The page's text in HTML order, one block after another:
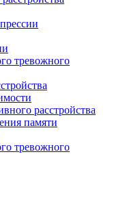
тревожного
расстройства
памяти
тревожного